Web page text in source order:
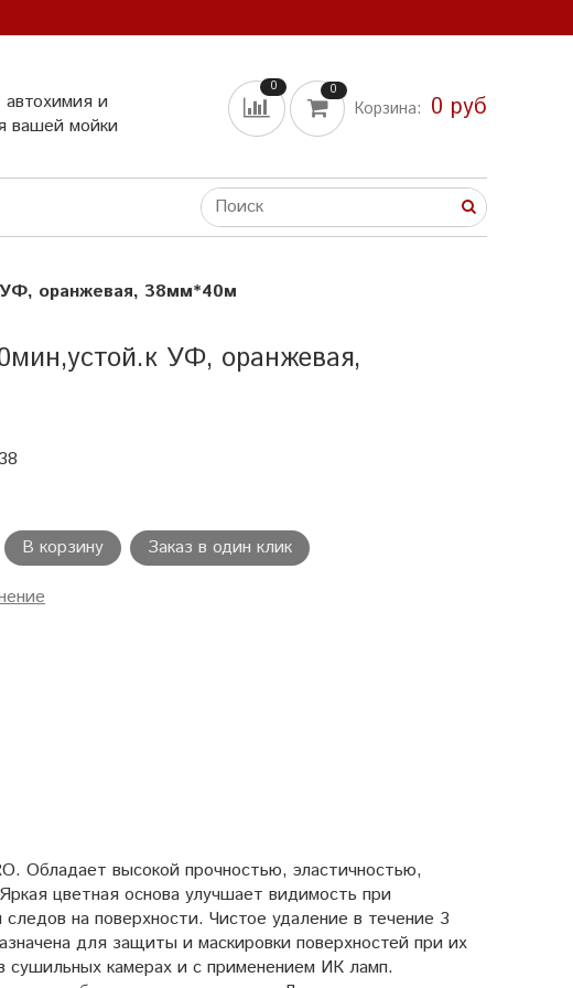
и
вашей мойки
0 0
Корзина: 0 руб
УФ, оранжевая, 38мм*40м
УФ, оранжевая,
В корзину
Заказ в один клик
Обладает высокой прочностью, эластичностью,
цветная основа улучшает видимость при
на поверхности. Чистое удаление в течение 3
для защиты и маскировки поверхностей при их
камерах и с применением ИК ламп.